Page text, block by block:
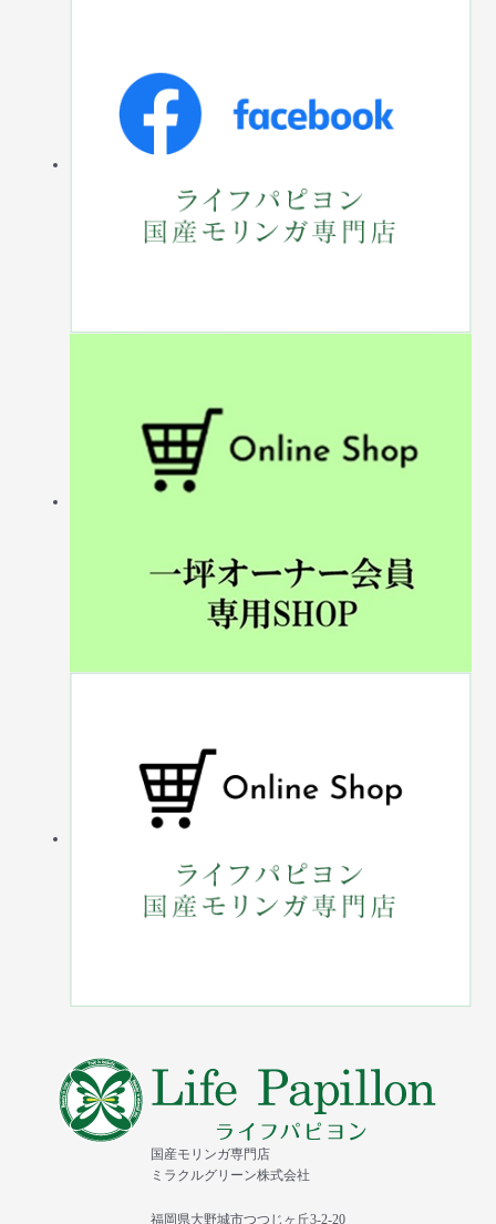
国産モリンガ専門店
ミラクルグリーン株式会社
福岡県大野城市つつじヶ丘3-2-20